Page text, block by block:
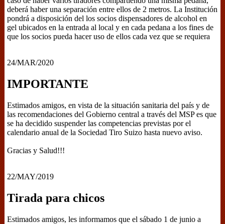
deberá haber una separación entre ellos de 2 metros. La Institución
pondrá a disposición del los socios dispensadores de alcohol en
gel ubicados en la entrada al local y en cada pedana a los fines de
que los socios pueda hacer uso de ellos cada vez que se requiera
24/MAR/2020
IMPORTANTE
Estimados amigos, en vista de la situación sanitaria del país y de
las recomendaciones del Gobierno central a través del MSP es que
se ha decidido suspender las competencias previstas por el
calendario anual de la Sociedad Tiro Suizo hasta nuevo aviso.
Gracias y Salud!!!
22/MAY/2019
Tirada para chicos
Estimados amigos, les informamos que el sábado 1 de junio a